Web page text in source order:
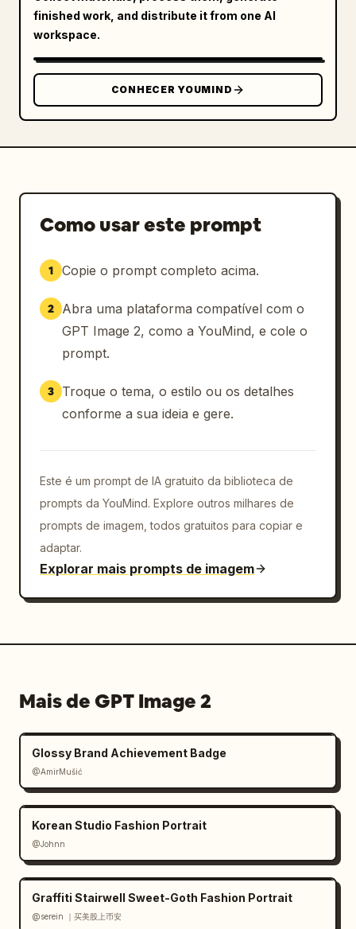
finished work, and distribute it from one AI
workspace.
CONHECER YOUMIND
Como usar este prompt
1 Copie o prompt completo acima.
2
Abra uma plataforma compatível com o
GPT Image 2, como a YouMind, e cole o
prompt.
3
Troque o tema, o estilo ou os detalhes
conforme a sua ideia e gere.
Este é um prompt de IA gratuito da biblioteca de
prompts da YouMind. Explore outros milhares de
prompts de imagem, todos gratuitos para copiar e
adaptar.
Explorar mais prompts de imagem
Mais de GPT Image 2
Glossy Brand Achievement Badge
@AmirMušić
Korean Studio Fashion Portrait
@Johnn
Graffiti Stairwell Sweet-Goth Fashion Portrait
@serein ｜买美股上币安